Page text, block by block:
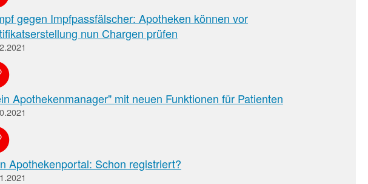
gegen Impfpassfälscher: Apotheken können vor
nun Chargen prüfen
Apothekenmanager" mit neuen Funktionen für Patienten
Apothekenportal: Schon registriert?
AMK-
Nachrichten
Informationen
der
Institutionen,
Behörden
und
Hersteller